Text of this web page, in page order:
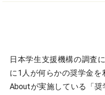
日本学生支援機構の調査
に1人が何らかの奨学金
Aboutが実施している「